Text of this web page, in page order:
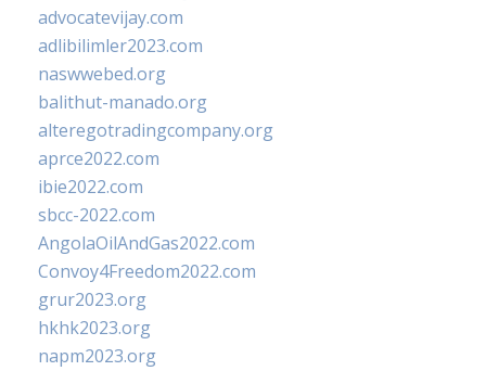
advocatevijay.com
adlibilimler2023.com
naswwebed.org
balithut-manado.org
alteregotradingcompany.org
aprce2022.com
ibie2022.com
sbcc-2022.com
AngolaOilAndGas2022.com
Convoy4Freedom2022.com
grur2023.org
hkhk2023.org
napm2023.org